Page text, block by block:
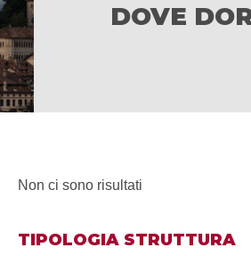
DOVE
Non ci sono risultati
TIPOLOGIA STRUTTURA